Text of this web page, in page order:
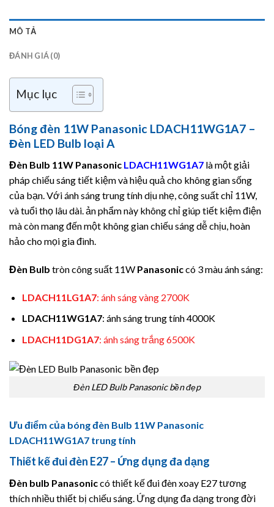
MÔ TẢ
ĐÁNH GIÁ (0)
Mục lục
Bóng đèn 11W Panasonic LDACH11WG1A7 –
Đèn LED Bulb loại A
Đèn Bulb 11W Panasonic LDACH11WG1A7 là một giải
pháp chiếu sáng tiết kiệm và hiệu quả cho không gian sống
của bạn. Với ánh sáng trung tính dịu nhẹ, công suất chỉ 11W,
và tuổi thọ lâu dài. ản phẩm này không chỉ giúp tiết kiệm điện
mà còn mang đến một không gian chiếu sáng dễ chịu, hoàn
hảo cho mọi gia đình.
Đèn Bulb tròn công suất 11W Panasoniccó 3 màu ánh sáng:
LDACH11LG1A7: ánh sáng vàng 2700K
LDACH11WG1A7: ánh sáng trung tính 4000K
LDACH11DG1A7: ánh sáng trắng 6500K
Đèn LED Bulb Panasonic bền đẹp
Ưu điểm của bóng đèn Bulb 11W Panasonic
LDACH11WG1A7 trung tính
Thiết kế đui đèn E27 – Ứng dụng đa dạng
Đèn bulb Panasoniccó thiết kế đui đèn xoay E27 tương
thích nhiều thiết bị chiếu sáng. Ứng dụng đa dạng trong đời